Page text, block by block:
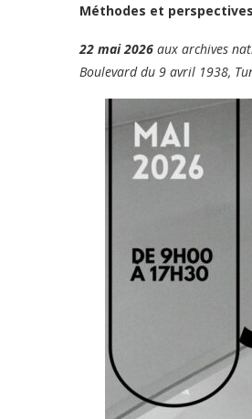
Méthodes et perspectives
22 mai 2026 aux archives
Boulevard du 9 avril 1938,